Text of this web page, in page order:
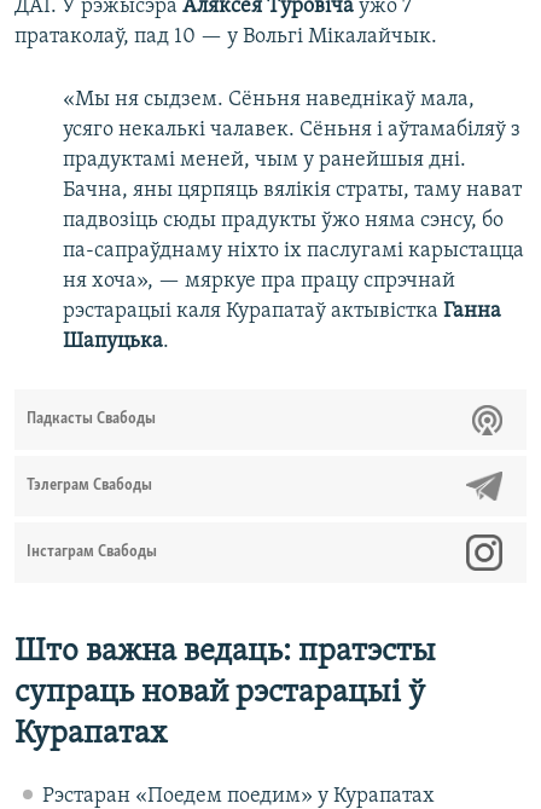
ДАІ. У рэжысэра Аляксея Туровіча ўжо 7
пратаколаў, пад 10 — у Вольгі Мікалайчык.
«Мы ня сыдзем. Сёньня наведнікаў мала,
усяго некалькі чалавек. Сёньня і аўтамабіляў з
прадуктамі меней, чым у ранейшыя дні.
Бачна, яны цярпяць вялікія страты, таму нават
падвозіць сюды прадукты ўжо няма сэнсу, бо
па-сапраўднаму ніхто іх паслугамі карыстацца
ня хоча», — мяркуе пра працу спрэчнай
рэстарацыі каля Курапатаў актывістка Ганна
Шапуцька.
Падкасты Свабоды
Тэлеграм Свабоды
Інстаграм Свабоды
Што важна ведаць: пратэсты
супраць новай рэстарацыі ў
Курапатах​
Рэстаран «Поедем поедим» у Курапатах